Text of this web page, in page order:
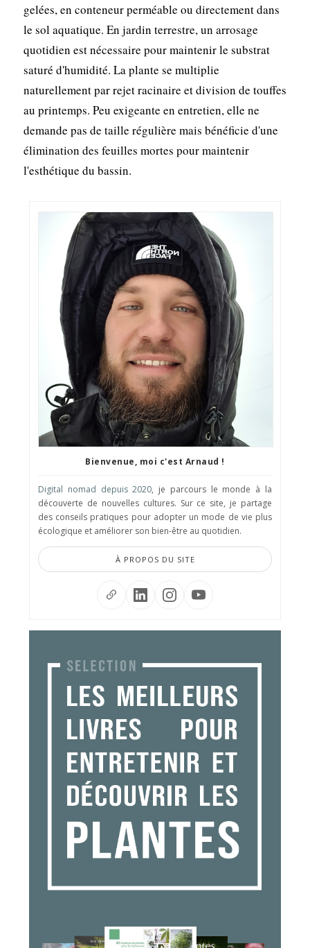
gelées, en conteneur perméable ou directement dans
le sol aquatique. En jardin terrestre, un arrosage
quotidien est nécessaire pour maintenir le substrat
saturé d'humidité. La plante se multiplie
naturellement par rejet racinaire et division de touffes
au printemps. Peu exigeante en entretien, elle ne
demande pas de taille régulière mais bénéficie d'une
élimination des feuilles mortes pour maintenir
l'esthétique du bassin.
Bienvenue, moi c'est Arnaud !
Digital nomad depuis 2020, je parcours le monde à la
découverte de nouvelles cultures. Sur ce site, je partage
des conseils pratiques pour adopter un mode de vie plus
écologique et améliorer son bien-être au quotidien.
À PROPOS DU SITE